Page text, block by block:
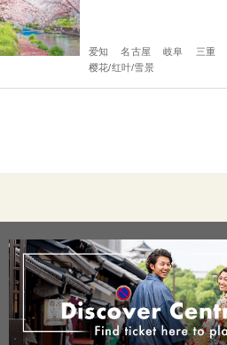
爱知 名古屋 岐阜 三重
樱花/红叶/雪景